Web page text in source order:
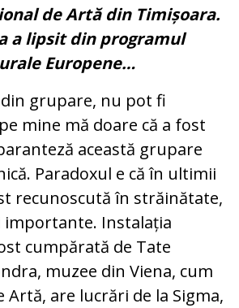
de Artă din Timișoara.
a lipsit din programul
Europene…
grupare, nu pot fi
mine mă doare că a fost
această grupare
Paradoxul e că în ultimii
recunoscută în străinătate,
importante. Instalația
cumpărată de Tate
muzee din Viena, cum
Artă, are lucrări de la Sigma,